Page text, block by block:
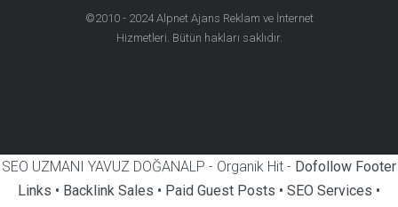
©2010 - 2024Alpnet Ajans Reklam ve İnternet
Hizmetleri . Bütün hakları saklıdır.
SEO UZMANI YAVUZ DOĞANALP - Organik Hit - Dofollow Footer
Links • Backlink Sales • Paid Guest Posts • SEO Services •